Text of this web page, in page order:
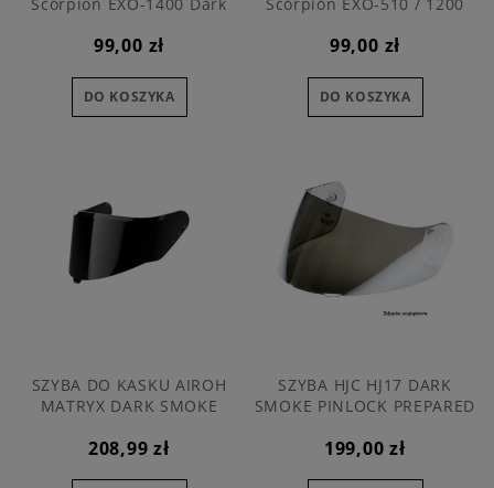
99,00 zł
DO KOSZYKA
99,00 zł
DO KOSZYKA
SZYBA DO KASKU AIROH
MATRYX DARK SMOKE
208,99 zł
SZYBA HJC HJ17 DARK
SMOKE PINLOCK PREPARED
MAX II C90)
199,00 zł